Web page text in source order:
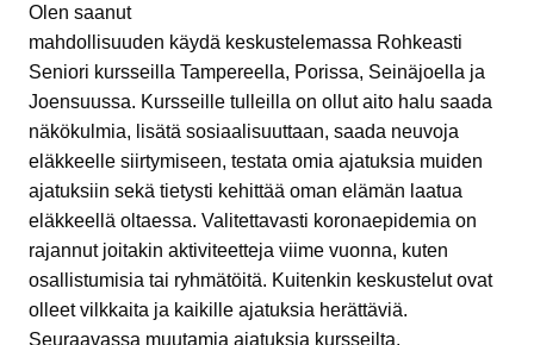
Olen saanut
mahdollisuuden käydä keskustelemassa Rohkeasti
Seniori kursseilla Tampereella, Porissa, Seinäjoella ja
Joensuussa. Kursseille tulleilla on ollut aito halu saada
näkökulmia, lisätä sosiaalisuuttaan, saada neuvoja
eläkkeelle siirtymiseen, testata omia ajatuksia muiden
ajatuksiin sekä tietysti kehittää oman elämän laatua
eläkkeellä oltaessa. Valitettavasti koronaepidemia on
rajannut joitakin aktiviteetteja viime vuonna, kuten
osallistumisia tai ryhmätöitä. Kuitenkin keskustelut ovat
olleet vilkkaita ja kaikille ajatuksia herättäviä.
Seuraavassa muutamia ajatuksia kursseilta.